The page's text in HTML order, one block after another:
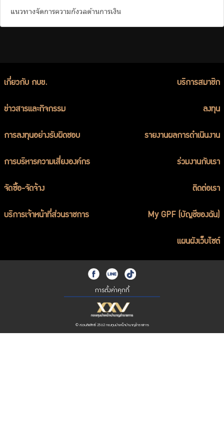
แนวทางจัดการความกังวลด้านการเงิน
เกี่ยวกับ กบข. บริการสมาชิก
ข่าวสารและกิจกรรม ลงทุน
การลงทุนอย่างรับผิดชอบ รายงานผลการดำเนินงาน
การบริหารความเสี่ยงองค์กร ร่วมงานกับเรา
จัดซื้อ-จัดจ้าง ติดต่อเรา
บริการเจ้าหน้าที่ส่วนราชการ My GPF (บัญชีของฉัน)
แผนผังเว็บไซต์
การตั้งค่าคุกกี้
© สงวนลิขสิทธิ์ 2562 กองทุนบำเหน็จบำนาญข้าราชการ